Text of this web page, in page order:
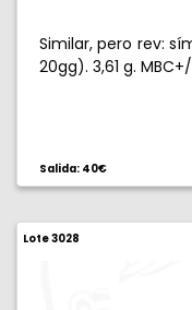
Similar, pero rev:
20gg). 3,61 g.
Salida: 40€
Lote 3028